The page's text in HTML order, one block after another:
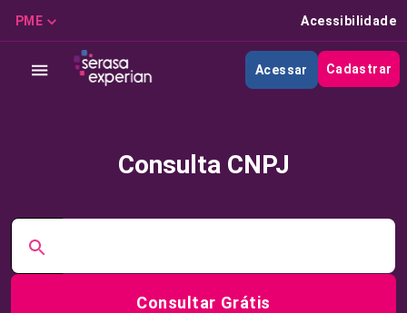
PME Acessibilidade
Acessar Cadastrar
Consulta CNPJ
Consultar Grátis